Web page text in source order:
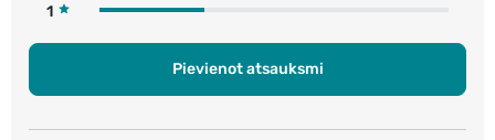
1
Pievienot atsauksmi